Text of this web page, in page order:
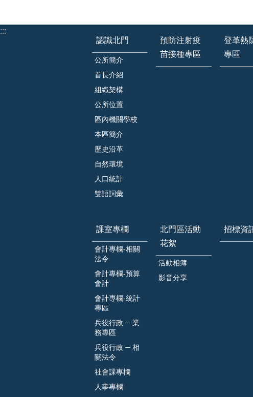
:::
認識北門
公所簡介
首長介紹
組織架構
公所位置
區內機關學校
本區簡介
歷史沿革
自然環境
人口統計
雙語詞彙
預防注射疫
苗接種專區
登革熱
專區
課室專欄
會計專欄-相關
法令
會計專欄-預算
會計
會計專欄-統計
專區
兵役行政 ─ 業
務專區
兵役行政 ─ 相
關法令
社會課專欄
人事專欄
北門區活動
花絮
活動相簿
影音分享
招標資